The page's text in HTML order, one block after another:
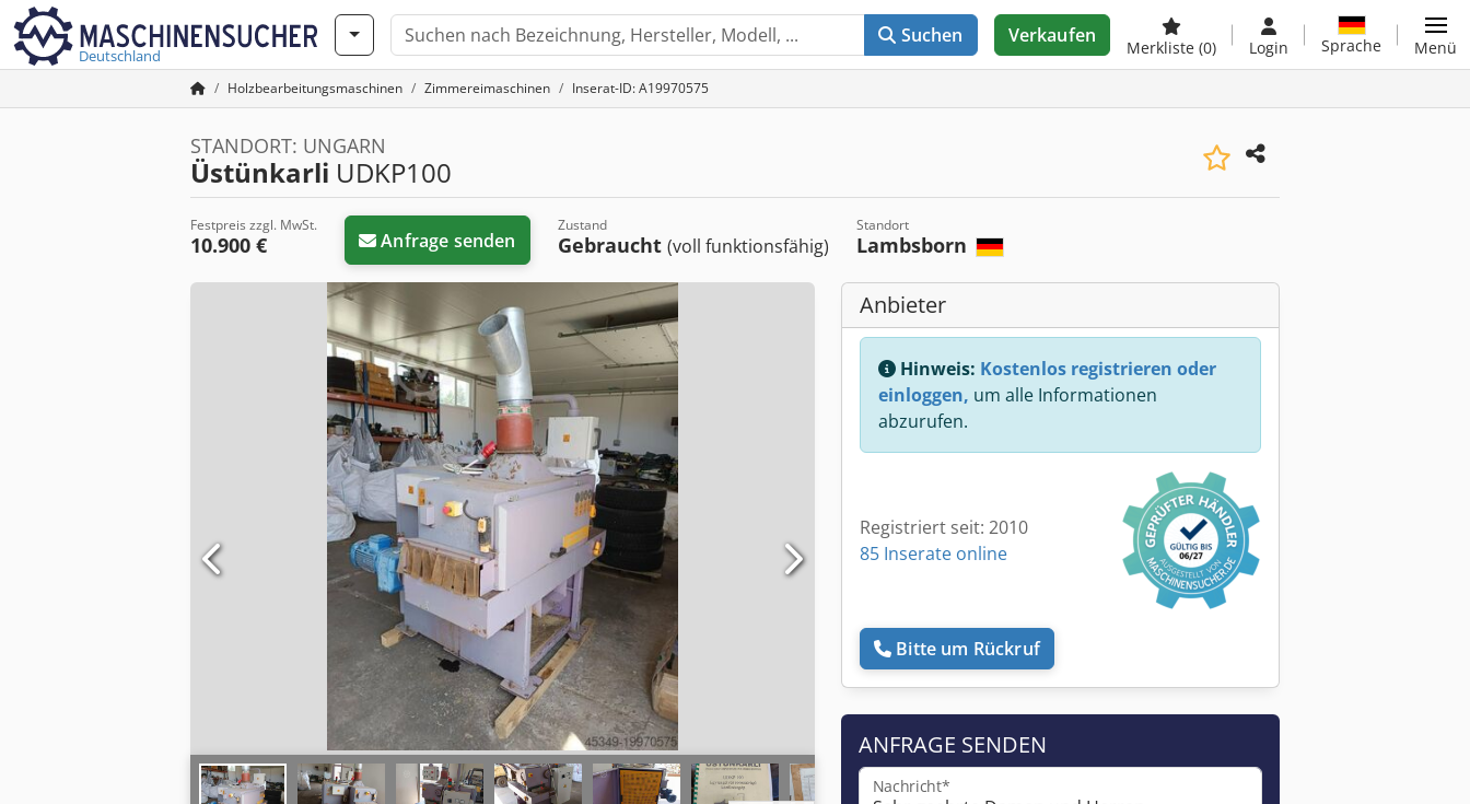
Deutschland
Suchen Verkaufen
Merkliste (0) Login Sprache Menü
Holzbearbeitungsmaschinen Zimmereimaschinen Inserat-ID: A19970575
STANDORT: UNGARN
Üstünkarli UDKP100
Festpreis zzgl. MwSt.
10.900 € Anfrage senden
Zustand
Gebraucht (voll funktionsfähig)
Standort
Lambsborn
Anbieter
Hinweis: Kostenlos registrieren oder
einloggen, um alle Informationen
abzurufen.
Registriert seit: 2010
85 Inserate online
Bitte um Rückruf
ANFRAGE SENDEN
Nachricht*